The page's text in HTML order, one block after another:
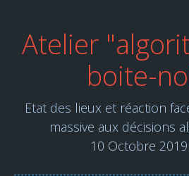
Atelier
boite-
Etat des lieux et réaction
massive aux décisions
10 Octobre